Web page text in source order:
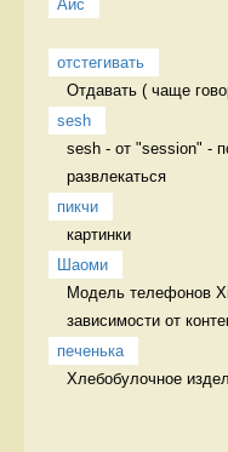
Айс
отстегивать
Отдавать ( чаще
sesh
sesh - от "session" -
развлекаться
пикчи
картинки
Шаоми
Модель телефонов
зависимости от
печенька
Хлебобулочное